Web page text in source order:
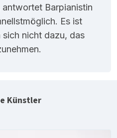
Barpianistin
Es ist
nicht dazu, das
Künstler